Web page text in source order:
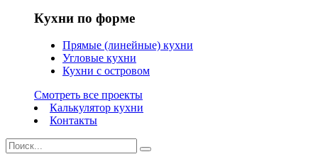
Кухни по форме
Прямые (линейные) кухни
Угловые кухни
Кухни с островом
Смотреть все проекты
Калькулятор кухни
Контакты